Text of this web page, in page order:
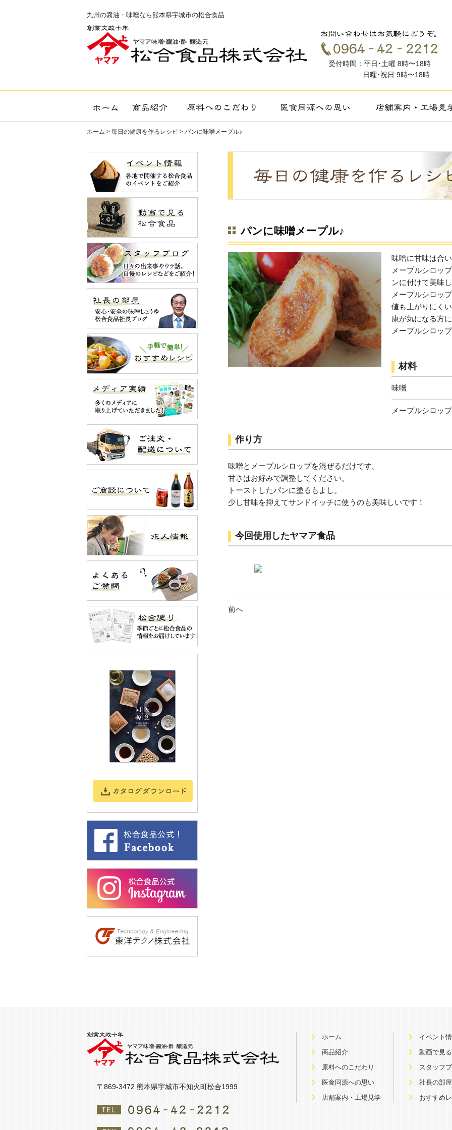
九州の醤油・味噌なら熊本県宇城市の松合食品
受付時間：平日･土曜 8時〜18時
日曜･祝日 9時〜18時
ホーム > 毎日の健康を作るレシピ > パンに味噌メープル♪
パンに味噌メープル♪
味噌に甘味は合
メープルシロッ
ンに付けて美味
メープルシロッ
値も上がりにく
康が気になる方
メープルシロッ
材料
味噌
メープルシロップ
作り方
味噌とメープルシロップを混ぜるだけです。
甘さはお好みで調整してください。
トーストしたパンに塗るもよし。
少し甘味を抑えてサンドイッチに使うのも美味しいです！
今回使用したヤマア食品
前へ
〒869-3472 熊本県宇城市不知火町松合1999
ホーム
商品紹介
原料へのこだわり
医食同源への思い
店舗案内・工場見学
イベント
動画で見
スタッフ
社長の部屋
おすすめ